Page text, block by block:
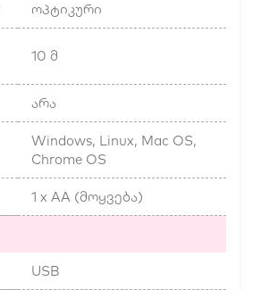
ოპტიკური
10 მ
არა
Windows, Linux, Mac OS,
Chrome OS
1 x AA (მოყვება)
USB